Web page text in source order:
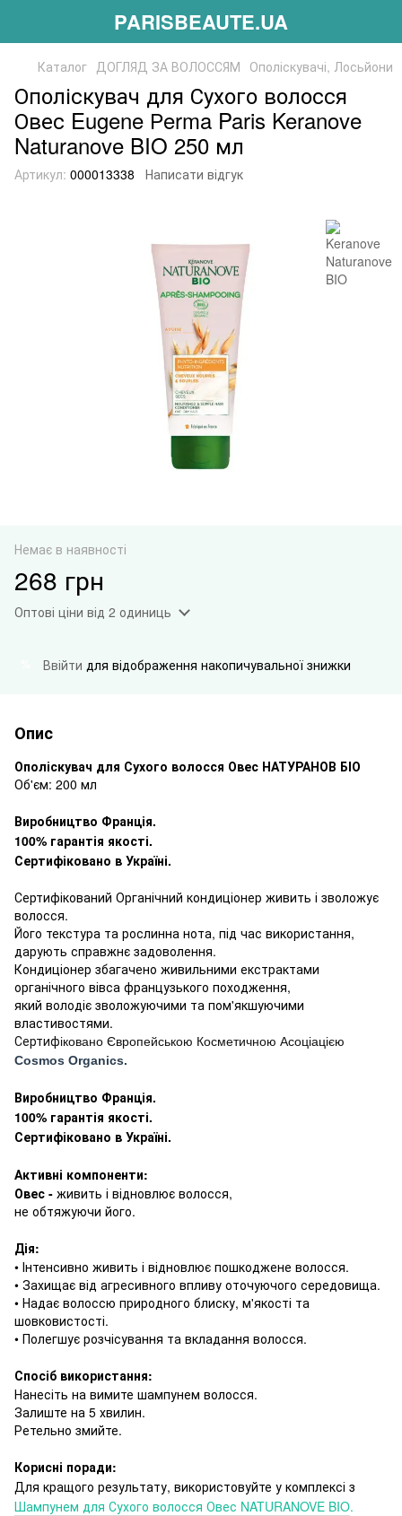
PARISBEAUTE.UA
Каталог ДОГЛЯД ЗА ВОЛОССЯМ Ополіскувачі, Лосьйони
Ополіскувач для Сухого волосся
Овес Eugene Рerma Paris Keranove
Naturanove BIO 250 мл
Артикул: 000013338 Написати відгук
Немає в наявності
268 грн
Оптові ціни від 2 одиниць
Ввійти для відображення накопичувальної знижки
Опис
Ополіскувач для Сухого волосся Овес НАТУРАНОВ БІО
Об'єм: 200 мл
Виробництво Франція.
100% гарантія якості.
Сертифіковано в Україні.
Сертифікований Органічний кондиціонер живить і зволожує
волосся.
Його текстура та рослинна нота, під час використання,
дарують справжнє задоволення.
Кондиціонер збагачено живильними екстрактами
органічного вівса французького походження,
який володіє зволожуючими та пом'якшуючими
властивостями.
Сертифіковано Європейською Косметичною Асоціацією
Cosmos Organics.
Виробництво Франція.
100% гарантія якості.
Сертифіковано в Україні.
Активні компоненти:
Овес - живить і відновлює волосся,
не обтяжуючи його.
Дія:
• Інтенсивно живить і відновлює пошкоджене волосся.
• Захищає від агресивного впливу оточуючого середовища.
• Надає волоссю природного блиску, м'якості та
шовковистості.
• Полегшує розчісування та вкладання волосся.
Спосіб використання:
Нанесіть на вимите шампунем волосся.
Залиште на 5 хвилин.
Ретельно змийте.
Корисні поради:
Для кращого результату, використовуйте у комплексі з
Шампунем для Сухого волосся Овес NATURANOVE BIO.